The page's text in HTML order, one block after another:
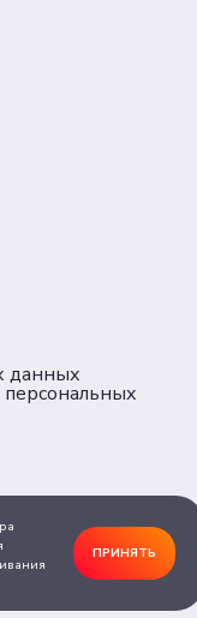
данных
персональных
ПРИНЯТЬ